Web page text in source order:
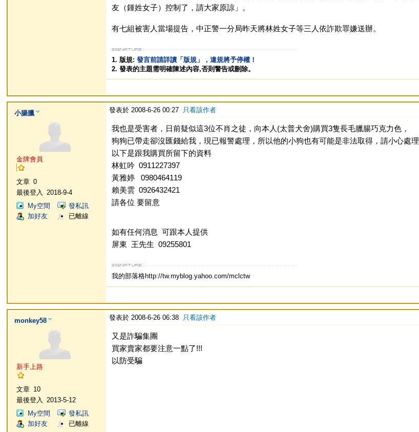
友（鍾姓女子）控制了，請大家原諒」。
有七組被害人當場提告，中正警一分局昨天將林姓女子等三人依詐欺罪嫌送辦。
1. 版規:發言前請詳讀「版規」，違規將予停權！
2. 發表的主題需明確陳述內容,否則警告或刪除。
小腸臘
金牌會員
文章 0
最後登入
2018-9-4
My空間
發私訊
加好友
已離線
發表於 2008-6-26 00:27 只看該作者
我也是受害者，日前疑似這3位不肖之徒，向本人(太普犬舍)購買3隻長毛臘腸巧克力色，
狗狗已帶走卻沒匯錢給我，現已報警處理，所以他的小狗也有可能是非法取得，請小心處理
以下是跟我購買所留下的資料
林虹吟 0911227397
黃雅婷 0980464119
賴美雲 0926432421
請各位 要留意
如有任何消息 可跟本人提供
屏東 王先生 09255801
我的部落格http://tw.myblog.yahoo.com/mclctw
monkey58
新手上路
文章 10
最後登入
2013-5-12
My空間
發私訊
加好友
已離線
發表於 2008-6-26 06:38 只看該作者
又是詐騙集團
買家賣家都要注意一點了!!!
以防受騙